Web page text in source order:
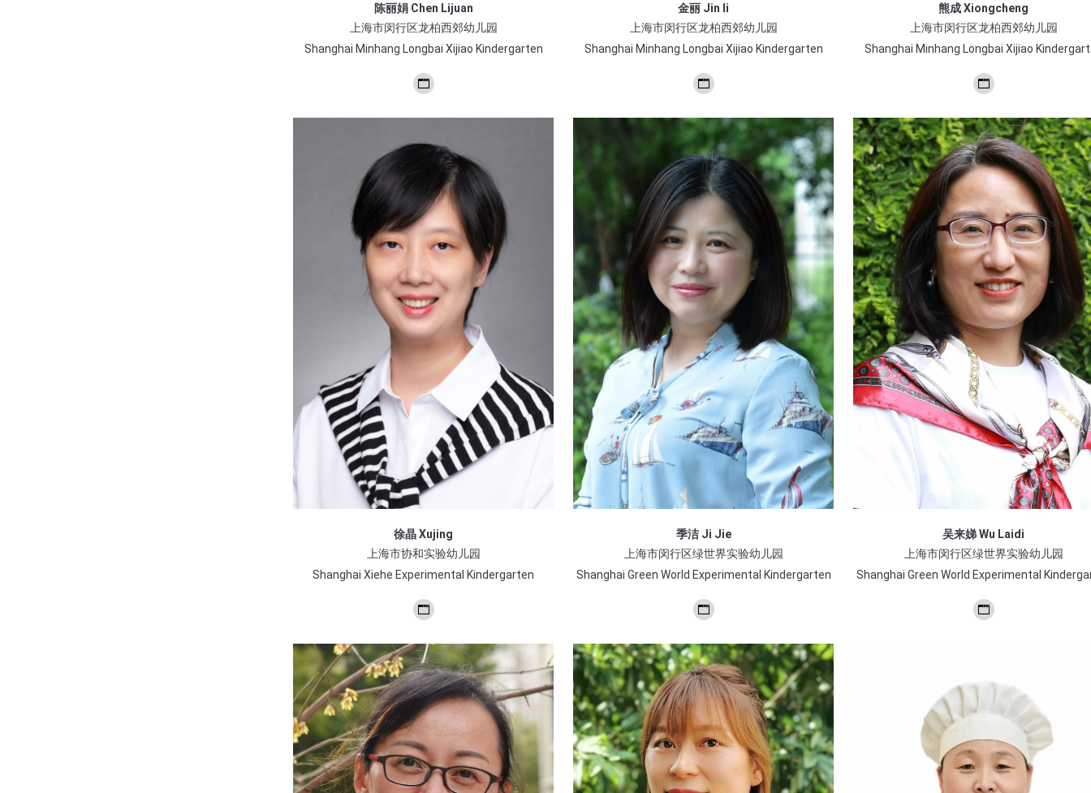
陈丽娟 Chen Lijuan
上海市闵行区龙柏西郊幼儿园
Shanghai Minhang Longbai Xijiao Kindergarten
个
客/
站
金丽 Jin li
上海市闵行区龙柏西郊幼儿园
Shanghai Minhang Longbai Xijiao Kindergarten
个
博
客/
网
站
熊成 Xiongcheng
上海市闵行区龙柏西郊幼儿园
Shanghai Minhang Longbai Xijiao
个
博
客/
网
站
徐晶 Xujing
上海市协和实验幼儿园
Shanghai Xiehe Experimental Kindergarten
个
博
客/
网
站
季洁 Ji Jie
上海市闵行区绿世界实验幼儿园
Shanghai Green World Experimental Kindergarten
个
博
客/
网
站
吴来娣 Wu Laidi
上海市闵行区绿世界实验幼儿园
Shanghai Green World Experimental
个
客/